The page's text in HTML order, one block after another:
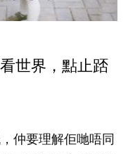
世界，點止踎
仲要理解佢哋唔同